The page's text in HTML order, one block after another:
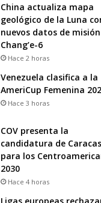
China actualiza mapa
geológico de la Luna
nuevos datos de misión
Chang’e-6
Hace 2 horas
Venezuela clasifica a la
AmeriCup Femenina
Hace 3 horas
COV presenta la
candidatura de Caracas
para los
2030
Hace 4 horas